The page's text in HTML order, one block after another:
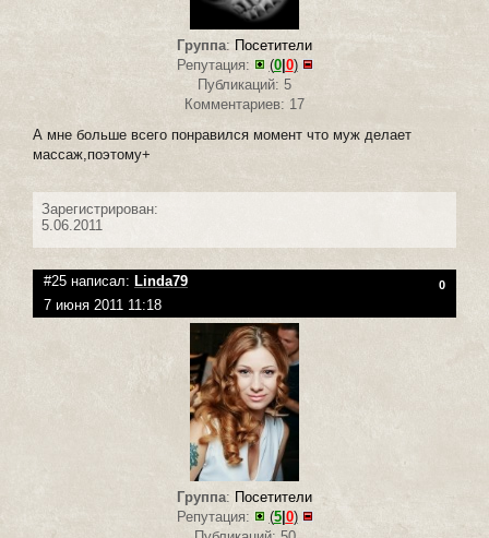
Группа: Посетители
Репутация:
(0| 0)
Публикаций: 5
Комментариев: 17
А мне больше всего понравился момент что муж делает
массаж,поэтому+
Зарегистрирован:
5.06.2011
#25 написал: Linda79 0
7 июня 2011 11:18
Группа: Посетители
Репутация:
(5| 0)